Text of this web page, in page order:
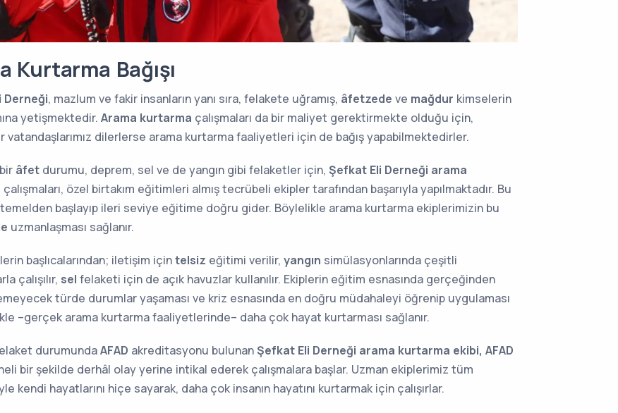
Kurtarma Bağışı
Derneği, mazlum ve fakir insanların yanı sıra, felakete uğramış, âfetzede ve mağdur kimselerin
yetişmektedir. Arama kurtarma çalışmaları da bir maliyet gerektirmekte olduğu için,
vatandaşlarımız dilerlerse arama kurtarma faaliyetleri için de bağış yapabilmektedirler.
âfet durumu, deprem, sel ve de yangın gibi felaketler için, Şefkat Eli Derneği arama
çalışmaları, özel birtakım eğitimleri almış tecrübeli ekipler tarafından başarıyla yapılmaktadır. Bu
başlayıp ileri seviye eğitime doğru gider. Böylelikle arama kurtarma ekiplerimizin bu
uzmanlaşması sağlanır.
başlıcalarından; iletişim içintelsiz eğitimi verilir, yangın simülasyonlarında çeşitli
çalışılır, sel felaketi için de açık havuzlar kullanılır. Ekiplerin eğitim esnasında gerçeğinden
türde durumlar yaşaması ve kriz esnasında en doğru müdahaleyi öğrenip uygulaması
–gerçek arama kurtarma faaliyetlerinde– daha çok hayat kurtarması sağlanır.
durumundaAFAD akreditasyonu bulunan Şefkat Eli Derneği arama kurtarma ekibi, AFAD
bir şekilde derhâl olay yerine intikal ederek çalışmalara başlar. Uzman ekiplerimiz tüm
kendi hayatlarını hiçe sayarak, daha çok insanın hayatını kurtarmak için çalışırlar.